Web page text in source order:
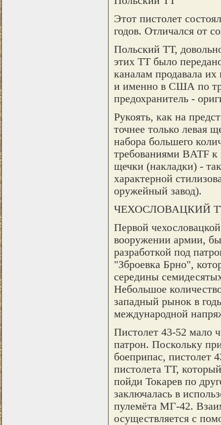
Этот пистолет
годов. Отличался от
Польский ТТ,
этих ТТ было
каналам продавала
и именно в США по
предохранитель -
Рукоять, как на
точнее только левая
набора большего
требованиями BATF
щечки (накладки) -
характерной
оружейный завод).
ЧЕХОСЛОВАЦКИЙ
Первой
вооружении армии,
разработкой под
"Зброевка Брно",
середины
Небольшое
западный рынок в
международной
Пистолет 43-52 мало
патрон. Поскольку
боеприпас, пистолет
пистолета ТТ,
пойди Токарев по
заключалась в
пулемёта МГ-42.
осуществляется с